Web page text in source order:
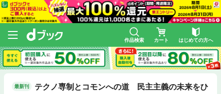
作品検索 カート はじめての方へ
最新刊
テクノ専制とコモンへの道 民主主義の未来をひ